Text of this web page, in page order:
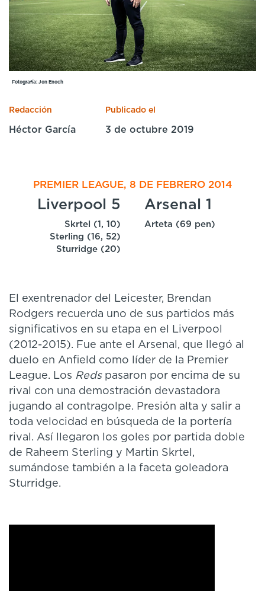
English Español
Fotografía: Jon Enoch
Redacción
Héctor García
Publicado el
3 de octubre 2019
PREMIER LEAGUE, 8 DE FEBRERO 2014
Liverpool 5 Arsenal 1
Skrtel (1, 10)
Sterling (16, 52)
Sturridge (20)
Arteta (69 pen)
El exentrenador del Leicester, Brendan
Rodgers recuerda uno de sus partidos más
significativos en su etapa en el Liverpool
(2012-2015). Fue ante el Arsenal, que llegó al
duelo en Anfield como líder de la Premier
League. Los Redspasaron por encima de su
rival con una demostración devastadora
jugando al contragolpe. Presión alta y salir a
toda velocidad en búsqueda de la portería
rival. Así llegaron los goles por partida doble
de Raheem Sterling y Martin Skrtel,
sumándose también a la faceta goleadora
Sturridge.